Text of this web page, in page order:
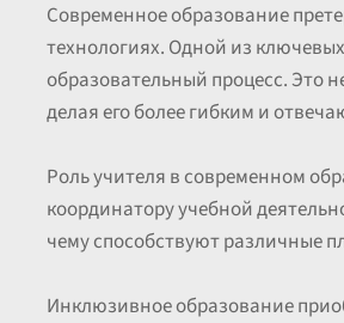
Современное образование
технологиях. Одной из
образовательный процесс. Это
делая его более гибким и
Роль учителя в современном
координатору учебной
чему способствуют различные
Инклюзивное образование